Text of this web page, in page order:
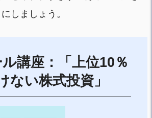
しましょう。
講座：「上位10％
ない株式投資」